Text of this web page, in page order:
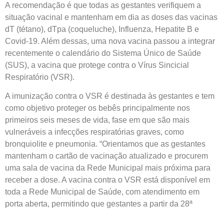
A recomendação é que todas as gestantes verifiquem a
situação vacinal e mantenham em dia as doses das vacinas
dT (tétano), dTpa (coqueluche), Influenza, Hepatite B e
Covid-19. Além dessas, uma nova vacina passou a integrar
recentemente o calendário do Sistema Único de Saúde
(SUS), a vacina que protege contra o Vírus Sincicial
Respiratório (VSR).
A imunização contra o VSR é destinada às gestantes e tem
como objetivo proteger os bebês principalmente nos
primeiros seis meses de vida, fase em que são mais
vulneráveis a infecções respiratórias graves, como
bronquiolite e pneumonia. “Orientamos que as gestantes
mantenham o cartão de vacinação atualizado e procurem
uma sala de vacina da Rede Municipal mais próxima para
receber a dose. A vacina contra o VSR está disponível em
toda a Rede Municipal de Saúde, com atendimento em
porta aberta, permitindo que gestantes a partir da 28ª